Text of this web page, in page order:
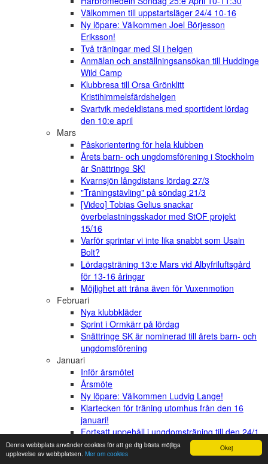
Okej
Denna webbplats använder cookies för att ge dig bästa möjliga
upplevelse av webbplatsen. Mer om cookies
Välkommen till uppstartsläger 24/4 10-16
Ny löpare: Välkommen Joel Börjesson
Eriksson!
Två träningar med SI i helgen
Anmälan och anställningsansökan till Huddinge
Wild Camp
Klubbresa till Orsa Grönklitt
Kristihimmelsfärdshelgen
Svartvik medeldistans med sportident lördag
den 10:e april
Mars
Påskorientering för hela klubben
Årets barn- och ungdomsförening i Stockholm
är Snättringe SK!
Kvarnsjön långdistans lördag 27/3
"Träningstävling" på söndag 21/3
[Video] Tobias Gelius snackar
överbelastningsskador med StOF projekt
15/16
Varför sprintar vi inte lika snabbt som Usain
Bolt?
Lördagsträning 13:e Mars vid Albyfriluftsgård
för 13-16 åringar
Möjlighet att träna även för Vuxenmotion
Februari
Nya klubbkläder
Sprint i Ormkärr på lördag
Snättringe SK är nominerad till årets barn- och
ungdomsförening
Januari
Inför årsmötet
Årsmöte
Ny löpare: Välkommen Ludvig Lange!
Klartecken för träning utomhus från den 16
januari!
Fortsatt uppehåll i ungdomsträning till den 24/1
2020
December